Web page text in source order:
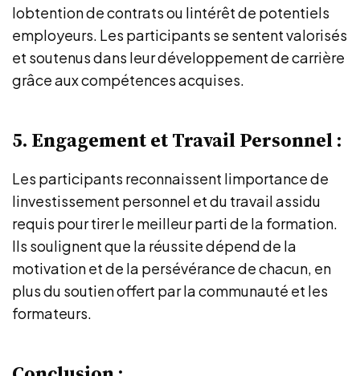
lobtention de contrats ou lintérêt de potentiels
employeurs. Les participants se sentent valorisés
et soutenus dans leur développement de carrière
grâce aux compétences acquises.
5. Engagement et Travail Personnel :
Les participants reconnaissent limportance de
linvestissement personnel et du travail assidu
requis pour tirer le meilleur parti de la formation.
Ils soulignent que la réussite dépend de la
motivation et de la persévérance de chacun, en
plus du soutien offert par la communauté et les
formateurs.